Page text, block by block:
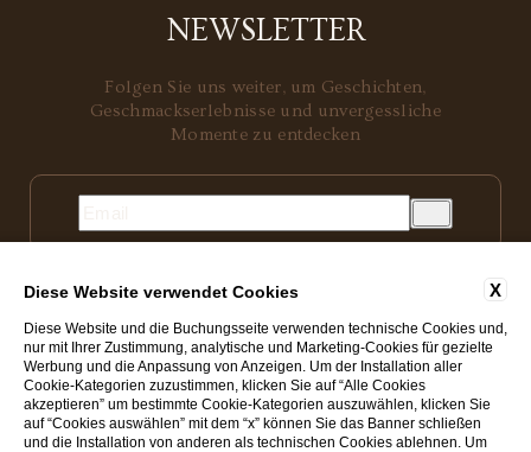
NEWSLETTER
Folgen Sie uns weiter, um Geschichten,
Geschmackserlebnisse und unvergessliche
Momente zu entdecken
Ich stimme der Verarbeitung meiner persönlichen Daten
gemäß dem Informationsvermerk * zu
X
Diese Website verwendet Cookies
Diese Website und die Buchungsseite verwenden technische Cookies und,
nur mit Ihrer Zustimmung, analytische und Marketing-Cookies für gezielte
Werbung und die Anpassung von Anzeigen. Um der Installation aller
Cookie-Kategorien zuzustimmen, klicken Sie auf “Alle Cookies
akzeptieren” um bestimmte Cookie-Kategorien auszuwählen, klicken Sie
auf “Cookies auswählen” mit dem “x” können Sie das Banner schließen
und die Installation von anderen als technischen Cookies ablehnen. Um